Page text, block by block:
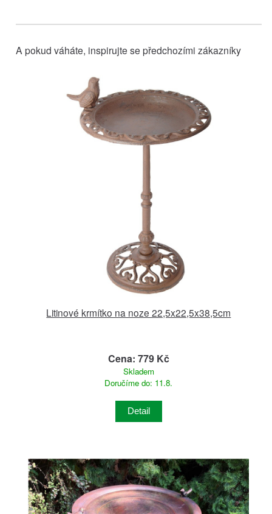
A pokud váháte, inspirujte se předchozími zákazníky
Litinové krmítko na noze 22,5x22,5x38,5cm
Cena: 779 Kč
Skladem
Doručíme do: 11.8.
Detail